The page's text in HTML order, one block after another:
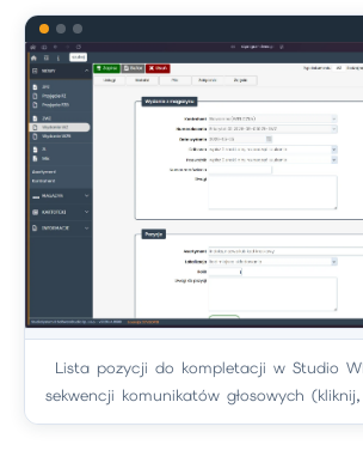
Lista pozycji do kompletacji w Studio
sekwencji komunikatów głosowych